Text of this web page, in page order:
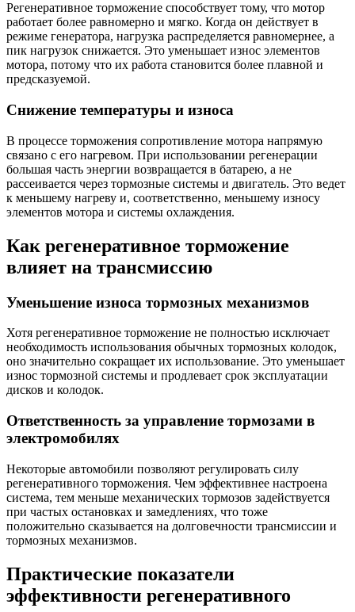
Регенеративное торможение способствует тому, что мотор
работает более равномерно и мягко. Когда он действует в
режиме генератора, нагрузка распределяется равномернее, а
пик нагрузок снижается. Это уменьшает износ элементов
мотора, потому что их работа становится более плавной и
предсказуемой.
Снижение температуры и износа
В процессе торможения сопротивление мотора напрямую
связано с его нагревом. При использовании регенерации
большая часть энергии возвращается в батарею, а не
рассеивается через тормозные системы и двигатель. Это ведет
к меньшему нагреву и, соответственно, меньшему износу
элементов мотора и системы охлаждения.
Как регенеративное торможение
влияет на трансмиссию
Уменьшение износа тормозных механизмов
Хотя регенеративное торможение не полностью исключает
необходимость использования обычных тормозных колодок,
оно значительно сокращает их использование. Это уменьшает
износ тормозной системы и продлевает срок эксплуатации
дисков и колодок.
Ответственность за управление тормозами в
электромобилях
Некоторые автомобили позволяют регулировать силу
регенеративного торможения. Чем эффективнее настроена
система, тем меньше механических тормозов задействуется
при частых остановках и замедлениях, что тоже
положительно сказывается на долговечности трансмиссии и
тормозных механизмов.
Практические показатели
эффективности регенеративного